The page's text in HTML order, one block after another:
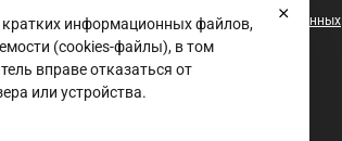
Согласие на обработку персональных данных
Безопасность
Контакты
информационных файлов,
(cookies-файлы), в том
вправе отказаться от
или устройства.